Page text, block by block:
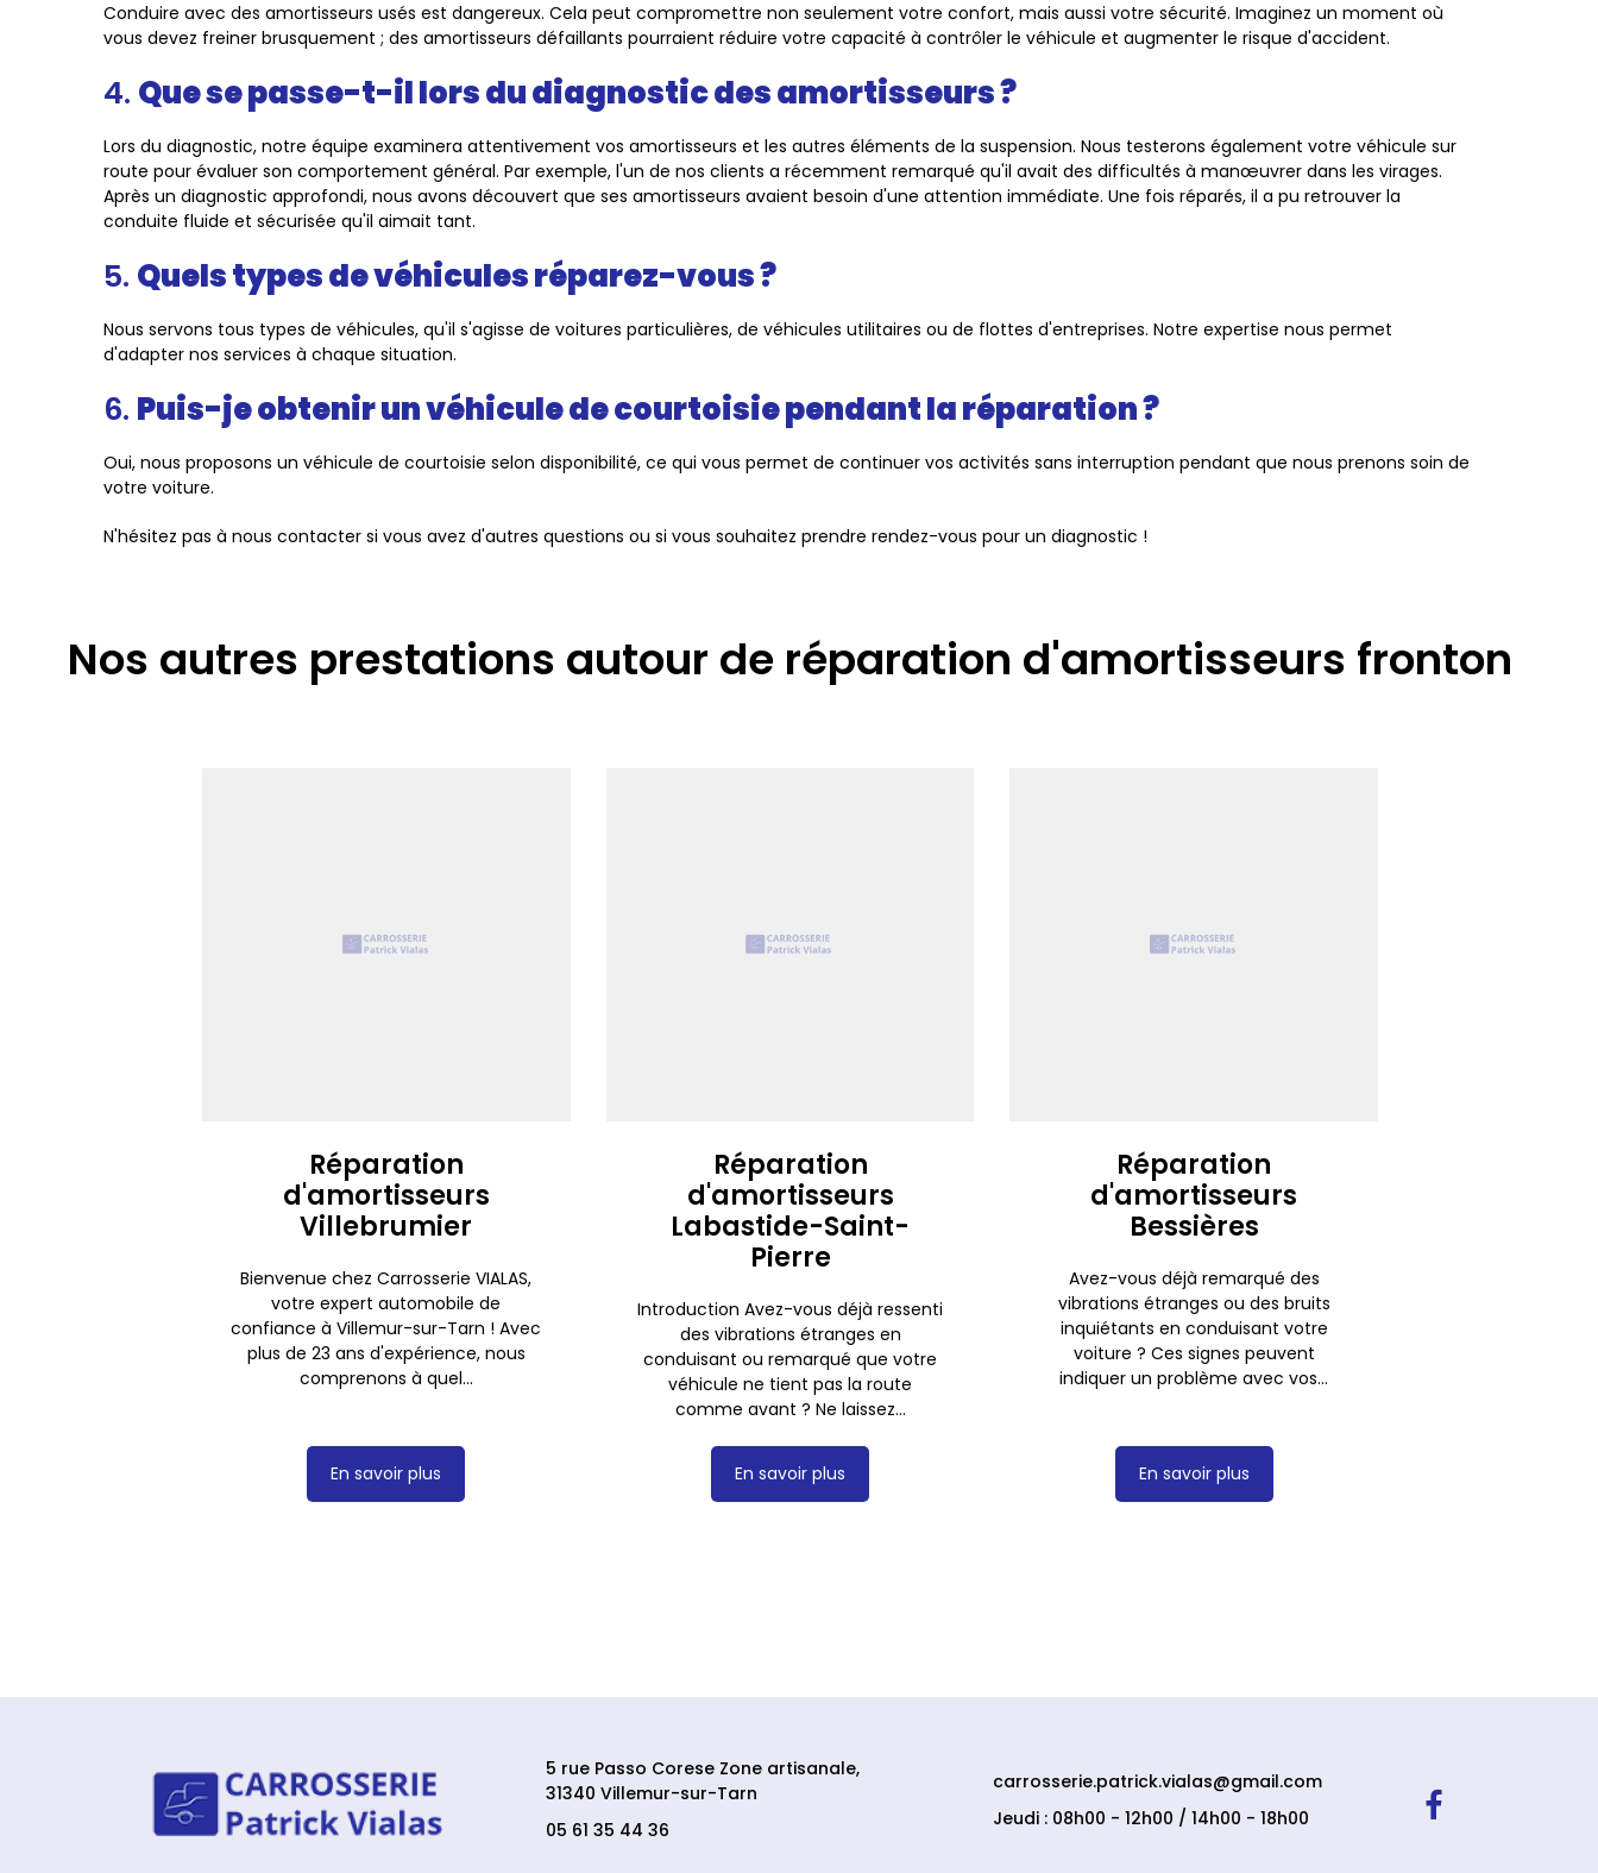
Conduire avec des amortisseurs usés est dangereux. Cela peut compromettre non seulement votre confort, mais aussi votre sécurité. Imaginez un moment où
vous devez freiner brusquement ; des amortisseurs défaillants pourraient réduire votre capacité à contrôler le véhicule et augmenter le risque d'accident.
4. Que se passe-t-il lors du diagnostic des amortisseurs ?
Lors du diagnostic, notre équipe examinera attentivement vos amortisseurs et les autres éléments de la suspension. Nous testerons également votre véhicule sur
route pour évaluer son comportement général. Par exemple, l'un de nos clients a récemment remarqué qu'il avait des difficultés à manœuvrer dans les virages.
Après un diagnostic approfondi, nous avons découvert que ses amortisseurs avaient besoin d'une attention immédiate. Une fois réparés, il a pu retrouver la
conduite fluide et sécurisée qu'il aimait tant.
5. Quels types de véhicules réparez-vous ?
Nous servons tous types de véhicules, qu'il s'agisse de voitures particulières, de véhicules utilitaires ou de flottes d'entreprises. Notre expertise nous permet
d'adapter nos services à chaque situation.
6. Puis-je obtenir un véhicule de courtoisie pendant la réparation ?
Oui, nous proposons un véhicule de courtoisie selon disponibilité, ce qui vous permet de continuer vos activités sans interruption pendant que nous prenons soin de
votre voiture.
N'hésitez pas à nous contacter si vous avez d'autres questions ou si vous souhaitez prendre rendez-vous pour un diagnostic !
Nos autres prestations autour de réparation d'amortisseurs fronton
Réparation
d'amortisseurs
Villebrumier
Bienvenue chez Carrosserie VIALAS,
votre expert automobile de
confiance à Villemur-sur-Tarn ! Avec
plus de 23 ans d'expérience, nous
comprenons à quel...
En savoir plus
Réparation
d'amortisseurs
Labastide-Saint-
Pierre
Introduction Avez-vous déjà ressenti
des vibrations étranges en
conduisant ou remarqué que votre
véhicule ne tient pas la route
comme avant ? Ne laissez...
En savoir plus
Réparation
d'amortisseurs
Bessières
Avez-vous déjà remarqué des
vibrations étranges ou des bruits
inquiétants en conduisant votre
voiture ? Ces signes peuvent
indiquer un problème avec vos...
En savoir plus
5 rue Passo Corese Zone artisanale,
31340 Villemur-sur-Tarn
05 61 35 44 36
carrosserie.patrick.vialas@gmail.com
Jeudi : 08h00 - 12h00 / 14h00 - 18h00